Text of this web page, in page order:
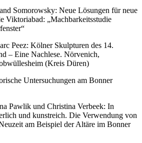
Somorowsky: Neue Lösungen für neue
Viktoriabad: „Machbarkeitsstudie
Peez: Kölner Skulpturen des 14.
– Eine Nachlese. Nörvenich,
(Kreis Düren)
Untersuchungen am Bonner
Pawlik und Christina Verbeek: In
und kunstreich. Die Verwendung von
am Beispiel der Altäre im Bonner